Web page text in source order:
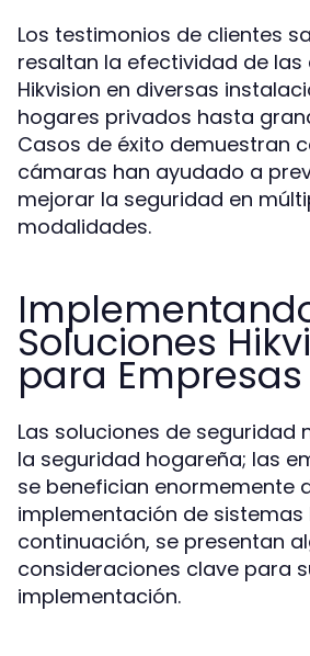
Los testimonios de clientes
resaltan la efectividad de
Hikvision en diversas
hogares privados hasta
Casos de éxito demuestran
cámaras han ayudado a
mejorar la seguridad en
modalidades.
Soluciones
para Empresas
Las soluciones de seguridad
la seguridad hogareña; las
se benefician enormemente
implementación de sistemas
continuación, se presentan
consideraciones clave para
implementación.